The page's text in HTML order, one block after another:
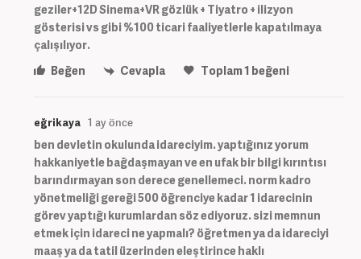
geziler+12D Sinema+VR gözlük + Tiyatro + ilizyon
gösterisi vs gibi %100 ticari faaliyetlerle kapatılmaya
çalışılıyor.
Beğen
Cevapla Toplam1 beğeni
eğrikaya 1 ay önce
ben devletin okulunda idareciyim. yaptığınız yorum
hakkaniyetle bağdaşmayan ve en ufak bir bilgi kırıntısı
barındırmayan son derece genellemeci. norm kadro
yönetmeliği gereği 500 öğrenciye kadar 1 idarecinin
görev yaptığı kurumlardan söz ediyoruz. sizi memnun
etmek için idareci ne yapmalı? öğretmen ya da idareciyi
maaş ya da tatil üzerinden eleştirince haklı